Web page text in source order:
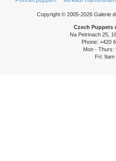
Copyright © 2005-2026 Galerie
Czech Puppets
Na Petrinach 25,
Phone: +420
Mon - Thurs:
Fri: 9am